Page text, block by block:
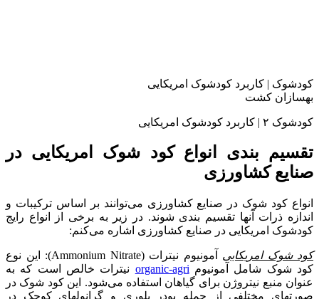
کودشوک | کاربرد کودشوک امریکایی
بهسازان کشت
کودشوک ۲ | کاربرد کودشوک امریکایی
تقسیم بندی انواع کود شوک امریکایی در
صنایع کشاورزی
انواع کود شوک در صنایع کشاورزی می‌توانند بر اساس ترکیبات و
اندازه ذرات آنها تقسیم بندی شوند. در زیر به برخی از انواع رایج
کودشوک امریکایی در صنایع کشاورزی اشاره می‌کنم:
کود شوک امریکایی
آمونیوم نیترات (Ammonium Nitrate): این نوع
کود شوک شامل آمونیوم organic-agri نیترات خالص است که به
عنوان منبع نیتروژن برای گیاهان استفاده می‌شود. این کود شوک در
صورتهای مختلفی از جمله پودر بلوری و گرانولهای کوچک در